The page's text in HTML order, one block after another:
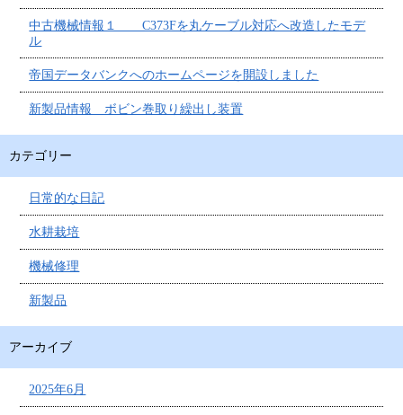
中古機械情報１ C373Fを丸ケーブル対応へ改造したモデ
ル
帝国データバンクへのホームページを開設しました
新製品情報 ボビン巻取り繰出し装置
カテゴリー
日常的な日記
水耕栽培
機械修理
新製品
アーカイブ
2025年6月